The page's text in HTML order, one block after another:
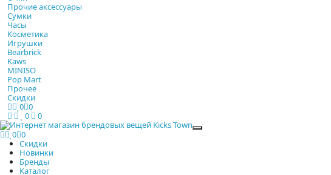
Прочие аксессуары
Сумки
Часы
Косметика
Игрушки
Bearbrick
Kaws
MINISO
Pop Mart
Прочее
Скидки
0 0
0
0
Закрыть
0 0
Скидки
Новинки
Бренды
Каталог